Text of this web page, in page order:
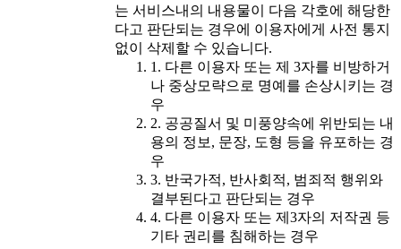
는 서비스내의 내용물이 다음 각호에 해당한
다고 판단되는 경우에 이용자에게 사전 통지
없이 삭제할 수 있습니다.
1. 다른 이용자 또는 제 3자를 비방하거
나 중상모략으로 명예를 손상시키는 경
우
2. 공공질서 및 미풍양속에 위반되는 내
용의 정보, 문장, 도형 등을 유포하는 경
우
3. 반국가적, 반사회적, 범죄적 행위와
결부된다고 판단되는 경우
4. 다른 이용자 또는 제3자의 저작권 등
기타 권리를 침해하는 경우